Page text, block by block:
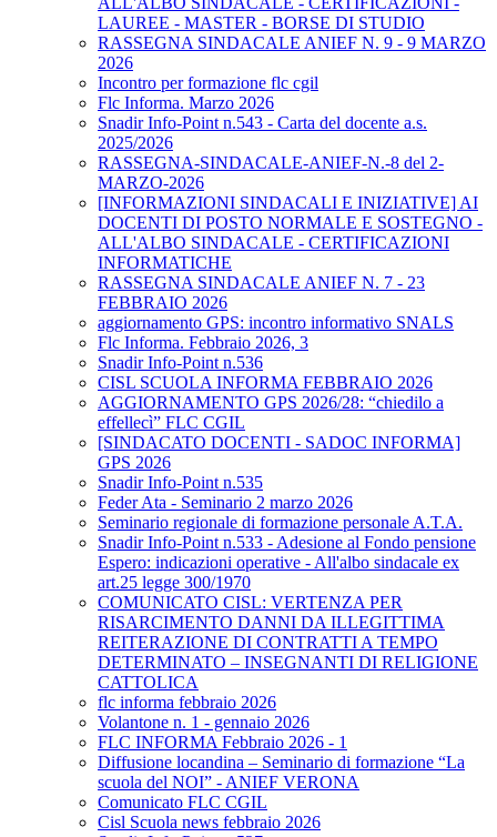
LAUREE - MASTER - BORSE DI STUDIO
RASSEGNA SINDACALE ANIEF N. 9 - 9 MARZO
2026
Incontro per formazione flc cgil
Flc Informa. Marzo 2026
Snadir Info-Point n.543 - Carta del docente a.s.
2025/2026
RASSEGNA-SINDACALE-ANIEF-N.-8 del 2-
MARZO-2026
[INFORMAZIONI SINDACALI E INIZIATIVE] AI
DOCENTI DI POSTO NORMALE E SOSTEGNO -
ALL'ALBO SINDACALE - CERTIFICAZIONI
INFORMATICHE
RASSEGNA SINDACALE ANIEF N. 7 - 23
FEBBRAIO 2026
aggiornamento GPS: incontro informativo SNALS
Flc Informa. Febbraio 2026, 3
Snadir Info-Point n.536
CISL SCUOLA INFORMA FEBBRAIO 2026
AGGIORNAMENTO GPS 2026/28: “chiedilo a
effellecì” FLC CGIL
[SINDACATO DOCENTI - SADOC INFORMA]
GPS 2026
Snadir Info-Point n.535
Feder Ata - Seminario 2 marzo 2026
Seminario regionale di formazione personale A.T.A.
Snadir Info-Point n.533 - Adesione al Fondo pensione
Espero: indicazioni operative - All'albo sindacale ex
art.25 legge 300/1970
COMUNICATO CISL: VERTENZA PER
RISARCIMENTO DANNI DA ILLEGITTIMA
REITERAZIONE DI CONTRATTI A TEMPO
DETERMINATO – INSEGNANTI DI RELIGIONE
CATTOLICA
flc informa febbraio 2026
Volantone n. 1 - gennaio 2026
FLC INFORMA Febbraio 2026 - 1
Diffusione locandina – Seminario di formazione “La
scuola del NOI” - ANIEF VERONA
Comunicato FLC CGIL
Cisl Scuola news febbraio 2026